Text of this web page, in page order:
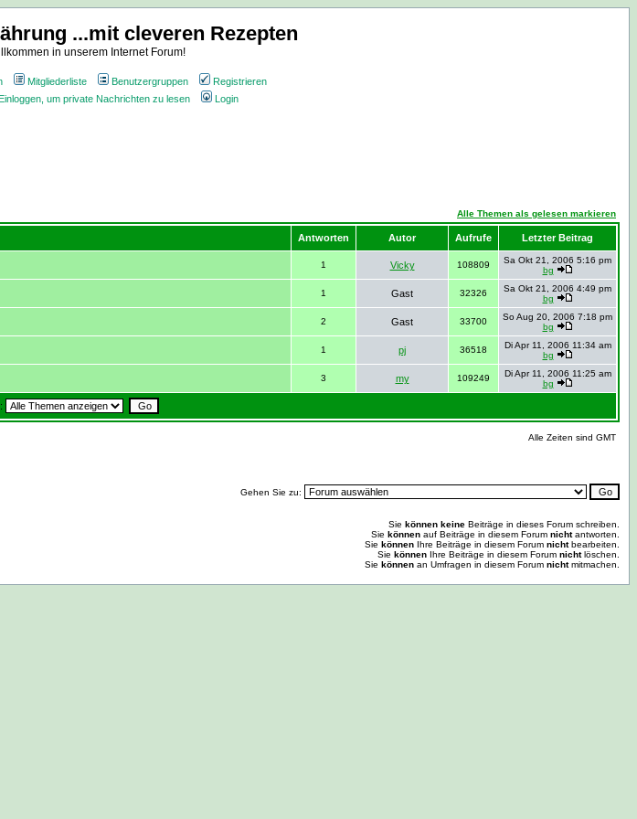
...mit cleveren Rezepten
in unserem Internet Forum!
Mitgliederliste Benutzergruppen
Registrieren
um private Nachrichten zu lesen Login
Alle Themen als gelesen markieren
Antworten Autor Aufrufe Letzter Beitrag
1 Vicky 108809
Sa Okt 21, 2006 5:16 pm
bg
1 Gast 32326
Sa Okt 21, 2006 4:49 pm
bg
2 Gast 33700
So Aug 20, 2006 7:18 pm
bg
1 pj 36518
Di Apr 11, 2006 11:34 am
bg
3 my 109249
Di Apr 11, 2006 11:25 am
bg
Alle Zeiten sind GMT
Gehen Sie zu:
Sie können keine Beiträge in dieses Forum schreiben.
Sie können auf Beiträge in diesem Forum nichtantworten.
Sie können Ihre Beiträge in diesem Forum nichtbearbeiten.
Sie können Ihre Beiträge in diesem Forum nichtlöschen.
Sie können an Umfragen in diesem Forum nichtmitmachen.